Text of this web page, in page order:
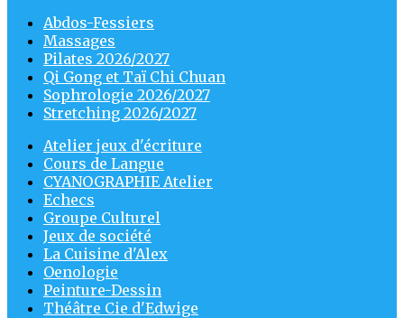
Abdos-Fessiers
Massages
Pilates 2026/2027
Qi Gong et Taï Chi Chuan
Sophrologie 2026/2027
Stretching 2026/2027
Atelier jeux d'écriture
Cours de Langue
CYANOGRAPHIE Atelier
Echecs
Groupe Culturel
Jeux de société
La Cuisine d'Alex
Oenologie
Peinture-Dessin
Théâtre Cie d'Edwige